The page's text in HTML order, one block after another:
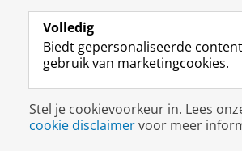
o
p
a
i
n
a
I
-
p
g
i
n
e
R
k
s
u
Alumni
Over ons
Disclaimer & Copyright
Inloggen
Volledig
Biedt gepersonaliseerde
gebruik van marketingcookies.
Stel je cookievoorkeur in. Lees
cookie disclaimervoor meer